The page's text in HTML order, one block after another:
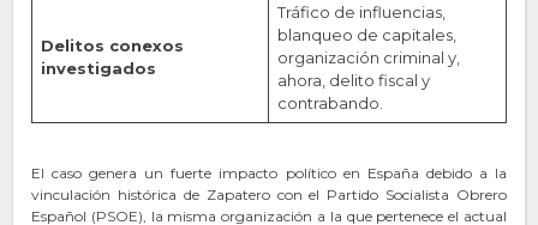
Delitos conexos
investigados
Tráfico de influencias,
blanqueo de capitales,
organización criminal y,
ahora, delito fiscal y
contrabando.
El caso genera un fuerte impacto político en España debido a la
vinculación histórica de Zapatero con el Partido Socialista Obrero
Español (PSOE), la misma organización a la que pertenece el actual